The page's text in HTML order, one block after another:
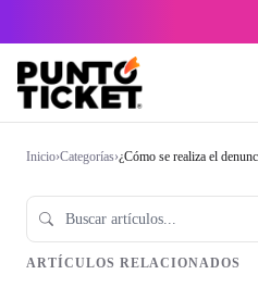
Inicio›Categorías›¿Cómo se realiza el
ARTÍCULOS RELACIONADOS